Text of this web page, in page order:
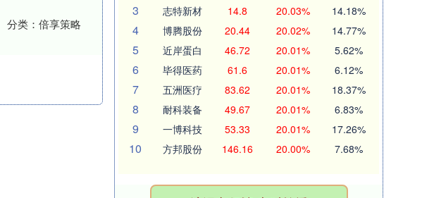
分类： 倍享策略
3 志特新材 14.8 20.03% 14.18%
4 博腾股份 20.44 20.02% 14.77%
5 近岸蛋白 46.72 20.01% 5.62%
6 毕得医药 61.6 20.01% 6.12%
7 五洲医疗 83.62 20.01% 18.37%
8 耐科装备 49.67 20.01% 6.83%
9 一博科技 53.33 20.01% 17.26%
10 方邦股份 146.16 20.00% 7.68%